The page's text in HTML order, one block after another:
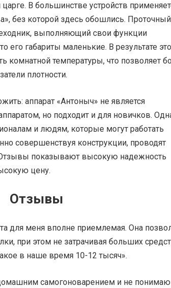
В большинстве устройств
без которой здесь обошлись. Проточный
выполняющий свои функции
его габариты маленькие. В результате
комнатной температуры, что позволяет
плотности.
аппарат «Антоныч» не является
но подходит и для новичков.
и людям, которые могут работать
совершенствуя конструкции, проводят
показывают высокую надежность
цену.
Отзывы
для меня вполне приемлемая. Она
при этом не затрачивая больших
в наше время 10-12 тысяч».
самогоноварением и не понимаю